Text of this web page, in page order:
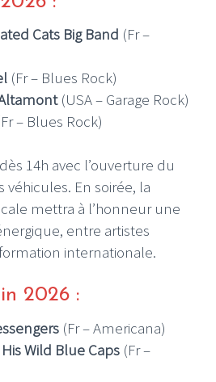
Cats Big Band (Fr –
(Fr – Blues Rock)
(USA – Garage Rock)
– Blues Rock)
14h avec l’ouverture du
véhicules. En soirée, la
mettra à l’honneur une
entre artistes
internationale.
2026 :
(Fr – Americana)
His Wild Blue Caps (Fr –